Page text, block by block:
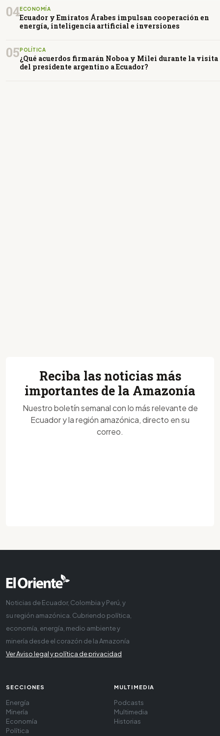
04ECONOMÍA
Ecuador y Emiratos Árabes impulsan cooperación en
energía, inteligencia artificial e inversiones
05 POLÍTICA
¿Qué acuerdos firmarán Noboa y Milei durante la visita
del presidente argentino a Ecuador?
Reciba las noticias más
importantes de la Amazonía
Nuestro boletín semanal con lo más relevante de
Ecuador y la región amazónica, directo en su
correo.
Noticias de Ecuador, Colombia y Perú, y
su región amazónica. Cubriendo política,
economía, energía, medio ambiente y
minería desde el corazón de la Amazonía
Ver Aviso legal y política de privacidad
SECCIONES
Energía
Minería
Economía
Política
MULTIMEDIA
Podcasts
Multimedia
Historias